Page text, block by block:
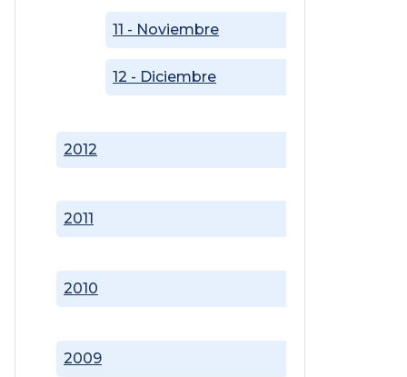
2009
2010
2011
2012
11 - Noviembre
12 - Diciembre